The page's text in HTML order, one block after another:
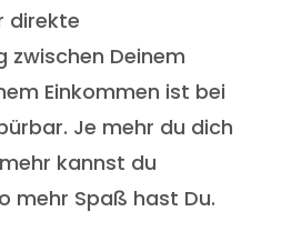
direkte
zwischen Deinem
Einkommen ist bei
Je mehr du dich
kannst du
mehr Spaß hast Du.